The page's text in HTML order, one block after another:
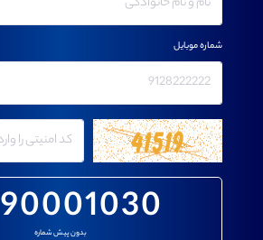
90001030
بدون پیش شماره
شماره موبایل